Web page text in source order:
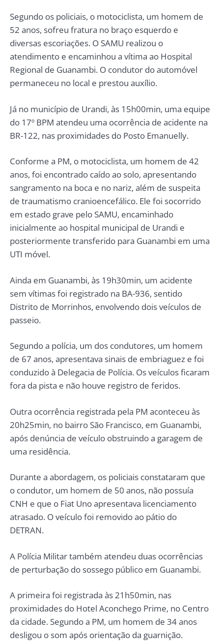
Segundo os policiais, o motociclista, um homem de
52 anos, sofreu fratura no braço esquerdo e
diversas escoriações. O SAMU realizou o
atendimento e encaminhou a vítima ao Hospital
Regional de Guanambi. O condutor do automóvel
permaneceu no local e prestou auxílio.
Já no município de Urandi, às 15h00min, uma equipe
do 17º BPM atendeu uma ocorrência de acidente na
BR-122, nas proximidades do Posto Emanuelly.
Conforme a PM, o motociclista, um homem de 42
anos, foi encontrado caído ao solo, apresentando
sangramento na boca e no nariz, além de suspeita
de traumatismo cranioencefálico. Ele foi socorrido
em estado grave pelo SAMU, encaminhado
inicialmente ao hospital municipal de Urandi e
posteriormente transferido para Guanambi em uma
UTI móvel.
Ainda em Guanambi, às 19h30min, um acidente
sem vítimas foi registrado na BA-936, sentido
Distrito de Morrinhos, envolvendo dois veículos de
passeio.
Segundo a polícia, um dos condutores, um homem
de 67 anos, apresentava sinais de embriaguez e foi
conduzido à Delegacia de Polícia. Os veículos ficaram
fora da pista e não houve registro de feridos.
Outra ocorrência registrada pela PM aconteceu às
20h25min, no bairro São Francisco, em Guanambi,
após denúncia de veículo obstruindo a garagem de
uma residência.
Durante a abordagem, os policiais constataram que
o condutor, um homem de 50 anos, não possuía
CNH e que o Fiat Uno apresentava licenciamento
atrasado. O veículo foi removido ao pátio do
DETRAN.
A Polícia Militar também atendeu duas ocorrências
de perturbação do sossego público em Guanambi.
A primeira foi registrada às 21h50min, nas
proximidades do Hotel Aconchego Prime, no Centro
da cidade. Segundo a PM, um homem de 34 anos
desligou o som após orientação da guarnição.